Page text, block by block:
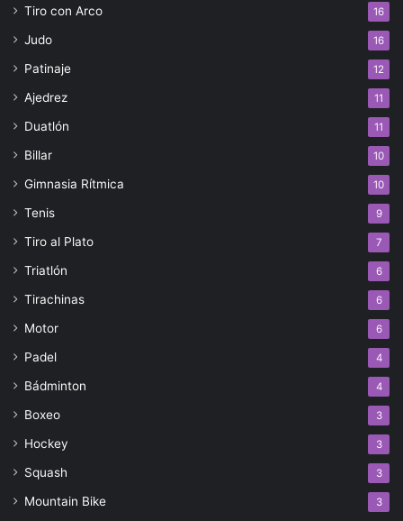
Tiro con Arco 16
Judo 16
Patinaje 12
Ajedrez 11
Duatlón 11
Billar 10
Gimnasia Rítmica 10
Tenis 9
Tiro al Plato 7
Triatlón 6
Tirachinas 6
Motor 6
Padel 4
Bádminton 4
Boxeo 3
Hockey 3
Squash 3
Mountain Bike 3